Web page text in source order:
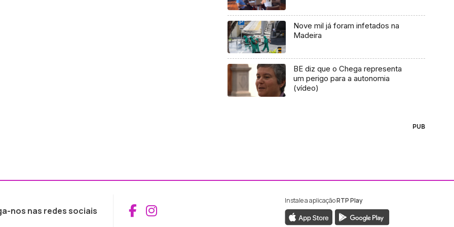
Nove mil já foram infetados na
Madeira
BE diz que o Chega representa
um perigo para a autonomia
(vídeo)
PUB
nos nas redes sociais Aceder ao Facebook da RTP Madeira
Aceder ao Instagram da RTP Madeira
Instale a aplicaçãoRTP Play